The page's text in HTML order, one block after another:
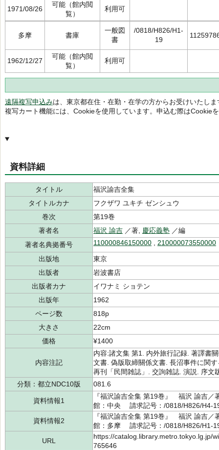
1971/08/26
可能（館内閲
覧）
利用可
多摩 書庫
一般図
書
/0818/H826/H1-
19
1962/12/27
可能（館内閲
覧）
利用可
遠隔複写申込みは、東京都在住・在勤・在学の方からお受けいたしま
複写カート機能には、Cookieを使用しています。申込む際はCookie
資料詳細
タイトル
福沢諭吉全集
タイトルカナ
フクザワ ユキチ ゼンシュウ
巻次
第19巻
著者名
福沢 諭吉 ／著, 慶応義塾 ／編
著者名典拠番号
110000846150000 210000073550000
出版地
東京
出版者
岩波書店
出版者カナ
イワナミ ショテン
出版年
1962
ページ数
818p
大きさ
22cm
価格
¥1400
内容注記
内容:諸文集 第1. 内外旅行記録. 著譯書
文書. 偽版取締關係文書. 長沼事件に関
再刊「民間雑誌」. 交詢雑誌. 演説. 序文
分類：都立NDC10版
081.6
資料情報1
『福沢諭吉全集 第19巻』 福沢 諭吉
館：中央 請求記号：/0818/H826/H4-
資料情報2
『福沢諭吉全集 第19巻』 福沢 諭吉
館：多摩 請求記号：/0818/H826/H1-
URL
https://catalog.library.metro.tokyo.lg.jp/
765646